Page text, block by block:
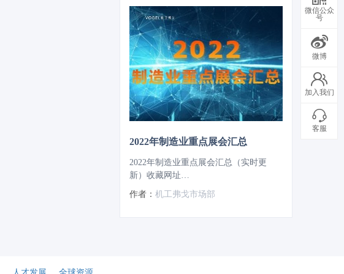
2022年制造业重点展会汇总
2022年制造业重点展会汇总（实时更
新）收藏网址
https://expo.vogel.com.cn/c/2021-12-
22/1150751.shtml
作者： 机工弗戈市场部
人才发展 全球资源
微信公众
号
微博
加入我们
客服